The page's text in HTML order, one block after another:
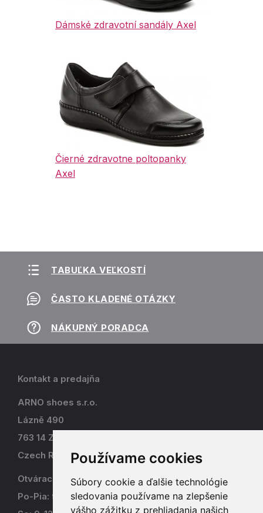
Používame cookies
Súbory cookie a ďalšie technológie
sledovania používame na zlepšenie
vášho zážitku z prehliadania našich
Dámské zdravotní sandály Axel
Čierné zdravotne poltopanky
Axel
TABUĽKA VEĽKOSTÍ
ČASTO KLADENÉ OTÁZKY
NÁKUPNÝ PORADCA
Kontakt a predajňa
ARNO shoes s.r.o.
Lázně 490
763 14 Zlín - Kostelec
Czech Republic
Otváracia doba
Po-Pia: 9-17